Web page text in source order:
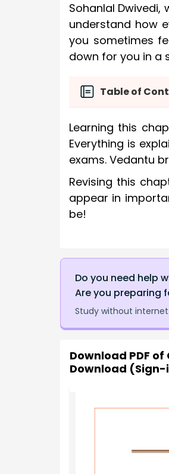
Sohanlal
understand how
you sometimes
down for you in a
Table of
Learning this
Everything is
exams. Vedantu
Revising this
appear in
be!
Do you need help
Are you preparing
Study without
Download PDF of
Download